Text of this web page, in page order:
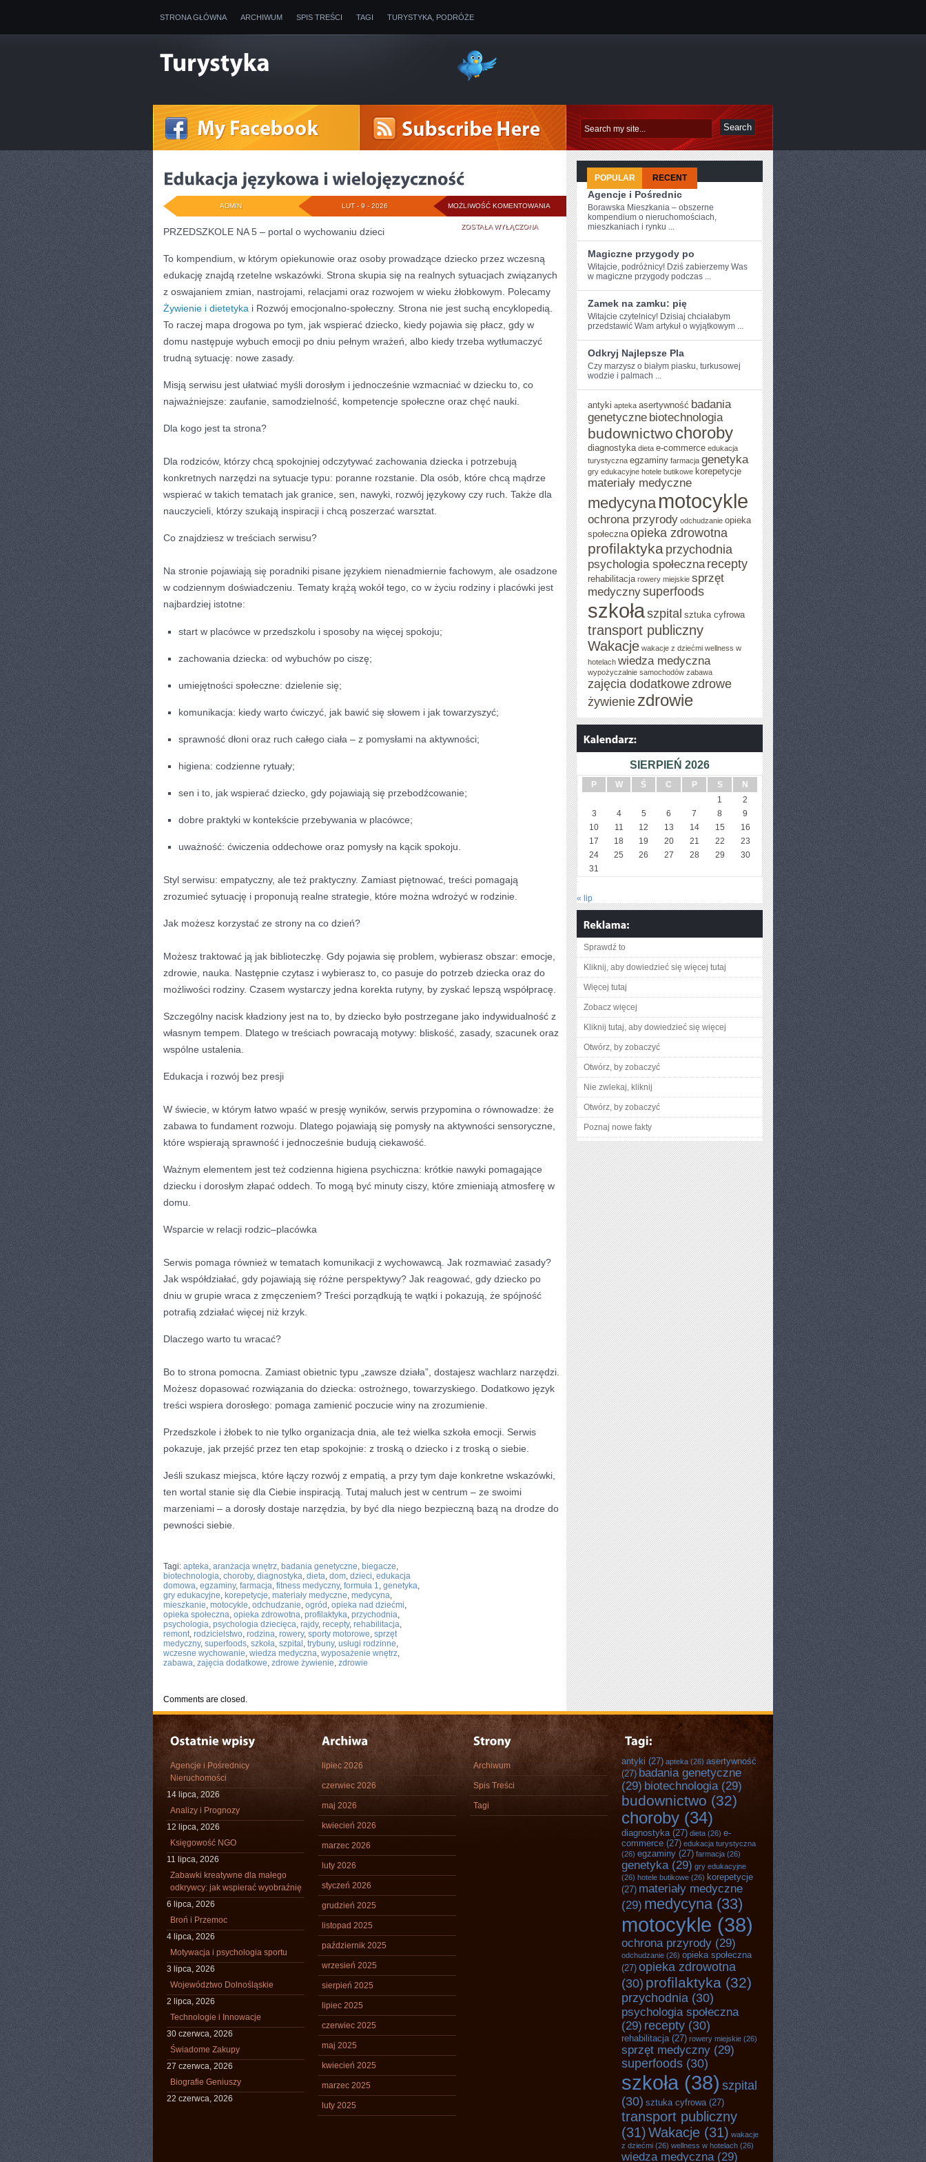
STRONA GŁÓWNA ARCHIWUM SPIS TREŚCI TAGI TURYSTYKA, PODRÓŻE
MOŻLIWOŚĆ KOMENTOWANIA EDUKACJA
JĘZYKOWA
WIELOJĘZYCZNOŚĆ
ZOSTAŁA WYŁĄCZONA
LUT - 9 - 2026
ADMIN
PRZEDSZKOLE NA 5 – portal o wychowaniu dzieci
To kompendium, w którym opiekunowie oraz osoby prowadzące dziecko przez wczesną
edukację znajdą rzetelne wskazówki. Strona skupia się na realnych sytuacjach związanych
z oswajaniem zmian, nastrojami, relacjami oraz rozwojem w wieku żłobkowym. Polecamy
Żywienie i dietetyka i Rozwój emocjonalno-społeczny. Strona nie jest suchą encyklopedią.
To raczej mapa drogowa po tym, jak wspierać dziecko, kiedy pojawia się płacz, gdy w
domu następuje wybuch emocji po dniu pełnym wrażeń, albo kiedy trzeba wytłumaczyć
trudną sytuację: nowe zasady.
Misją serwisu jest ułatwiać myśli dorosłym i jednocześnie wzmacniać w dziecku to, co
najważniejsze: zaufanie, samodzielność, kompetencje społeczne oraz chęć nauki.
Dla kogo jest ta strona?
Dla rodziców, którzy chcą spokojniej odczytywać zachowania dziecka i potrzebują
konkretnych narzędzi na sytuacje typu: poranne rozstanie. Dla osób, które chcą mądrze
wspierać w takich tematach jak granice, sen, nawyki, rozwój językowy czy ruch. Także dla
nauczycieli, którzy szukają inspiracji i chcą poszerzać warsztat.
Co znajdziesz w treściach serwisu?
Na stronie pojawiają się poradniki pisane językiem nienadmiernie fachowym, ale osadzone
w codziennym doświadczeniu. Tematy krążą wokół tego, co w życiu rodziny i placówki jest
najbardziej istotne:
start w placówce w przedszkolu i sposoby na więcej spokoju;
zachowania dziecka: od wybuchów po ciszę;
umiejętności społeczne: dzielenie się;
komunikacja: kiedy warto ćwiczyć, jak bawić się słowem i jak towarzyszyć;
sprawność dłoni oraz ruch całego ciała – z pomysłami na aktywności;
higiena: codzienne rytuały;
sen i to, jak wspierać dziecko, gdy pojawiają się przebodźcowanie;
dobre praktyki w kontekście przebywania w placówce;
uważność: ćwiczenia oddechowe oraz pomysły na kącik spokoju.
Styl serwisu: empatyczny, ale też praktyczny. Zamiast piętnować, treści pomagają
zrozumieć sytuację i proponują realne strategie, które można wdrożyć w rodzinie.
Jak możesz korzystać ze strony na co dzień?
Możesz traktować ją jak biblioteczkę. Gdy pojawia się problem, wybierasz obszar: emocje,
zdrowie, nauka. Następnie czytasz i wybierasz to, co pasuje do potrzeb dziecka oraz do
możliwości rodziny. Czasem wystarczy jedna korekta rutyny, by zyskać lepszą współpracę.
Szczególny nacisk kładziony jest na to, by dziecko było postrzegane jako indywidualność z
własnym tempem. Dlatego w treściach powracają motywy: bliskość, zasady, szacunek oraz
wspólne ustalenia.
Edukacja i rozwój bez presji
W świecie, w którym łatwo wpaść w presję wyników, serwis przypomina o równowadze: że
zabawa to fundament rozwoju. Dlatego pojawiają się pomysły na aktywności sensoryczne,
które wspierają sprawność i jednocześnie budują ciekawość.
Ważnym elementem jest też codzienna higiena psychiczna: krótkie nawyki pomagające
dziecku i dorosłym złapać oddech. To mogą być minuty ciszy, które zmieniają atmosferę w
domu.
Wsparcie w relacji rodzic–placówka
Serwis pomaga również w tematach komunikacji z wychowawcą. Jak rozmawiać zasady?
Jak współdziałać, gdy pojawiają się różne perspektywy? Jak reagować, gdy dziecko po
dniu w grupie wraca z zmęczeniem? Treści porządkują te wątki i pokazują, że spójność
potrafią zdziałać więcej niż krzyk.
Dlaczego warto tu wracać?
Bo to strona pomocna. Zamiast obietnic typu „zawsze działa”, dostajesz wachlarz narzędzi.
Możesz dopasować rozwiązania do dziecka: ostrożnego, towarzyskiego. Dodatkowo język
treści wspiera dorosłego: pomaga zamienić poczucie winy na zrozumienie.
Przedszkole i żłobek to nie tylko organizacja dnia, ale też wielka szkoła emocji. Serwis
pokazuje, jak przejść przez ten etap spokojnie: z troską o dziecko i z troską o siebie.
Jeśli szukasz miejsca, które łączy rozwój z empatią, a przy tym daje konkretne wskazówki,
ten wortal stanie się dla Ciebie inspiracją. Tutaj maluch jest w centrum – ze swoimi
marzeniami – a dorosły dostaje narzędzia, by być dla niego bezpieczną bazą na drodze do
pewności siebie.
Tagi: apteka aranżacja wnętrz badania genetyczne biegacze
biotechnologia choroby, diagnostyka dieta dom dzieci edukacja
domowa egzaminy, farmacja fitness medyczny, formuła 1 genetyka
gry edukacyjne korepetycje materiały medyczne medycyna
mieszkanie motocykle odchudzanie ogród opieka nad dziećmi
opieka społeczna opieka zdrowotna profilaktyka przychodnia
psychologia psychologia dziecięca rajdy, recepty, rehabilitacja
remont rodzicielstwo rodzina rowery, sporty motorowe sprzęt
medyczny, superfoods szkoła szpital trybuny, usługi rodzinne
wczesne wychowanie wiedza medyczna wyposażenie wnętrz
zabawa zajęcia dodatkowe zdrowe żywienie zdrowie
Comments are closed.
POPULAR RECENT
Agencje i Pośrednic
Borawska Mieszkania – obszerne
kompendium o nieruchomościach,
mieszkaniach i rynku ...
Magiczne przygody po
Witajcie, podróżnicy! Dziś zabierzemy Was
w⁣ magiczne​ przygody podczas ...
Zamek na zamku: pię
Witajcie czytelnicy! Dzisiaj chciałabym ​
przedstawić ⁢Wam artykuł⁢ o wyjątkowym ...
Odkryj Najlepsze Pla
Czy marzysz o białym piasku, turkusowej⁣
wodzie i palmach ...
antyki apteka asertywność badania
genetyczne biotechnologia
budownictwo choroby
diagnostyka dieta e-commerce edukacja
turystyczna egzaminy farmacja genetyka
gry edukacyjne hotele butikowe korepetycje
materiały medyczne
medycyna motocykle
ochrona przyrody odchudzanie opieka
społeczna opieka zdrowotna
profilaktyka przychodnia
psychologia społeczna recepty
rehabilitacja rowery miejskie sprzęt
medycznysuperfoods
szkołaszpital sztuka cyfrowa
transport publiczny
Wakacje wakacje z dziećmi wellness w
hotelach wiedza medyczna
wypożyczalnie samochodów zabawa
zajęcia dodatkowezdrowe
żywienie zdrowie
SIERPIEŃ 2026
P W Ś C P S
N
1
2
3
4 5 6 7 8
9
10
11 12 13 14 15
16
17
18 19 20 21 22
23
24
25 26 27 28 29
30
31
« lip
Sprawdź to
Kliknij, aby dowiedzieć się więcej tutaj
Więcej tutaj
Zobacz więcej
Kliknij tutaj, aby dowiedzieć się więcej
Otwórz, by zobaczyć
Otwórz, by zobaczyć
Nie zwlekaj, kliknij
Otwórz, by zobaczyć
Poznaj nowe fakty
Agencje i Pośrednicy
Nieruchomości
14 lipca, 2026
Analizy i Prognozy
12 lipca, 2026
Księgowość NGO
11 lipca, 2026
Zabawki kreatywne dla małego
odkrywcy: jak wspierać wyobraźnię
6 lipca, 2026
Broń i Przemoc
4 lipca, 2026
Motywacja i psychologia sportu
3 lipca, 2026
Województwo Dolnośląskie
2 lipca, 2026
Technologie i Innowacje
30 czerwca, 2026
Świadome Zakupy
27 czerwca, 2026
Biografie Geniuszy
22 czerwca, 2026
lipiec 2026
czerwiec 2026
maj 2026
kwiecień 2026
marzec 2026
luty 2026
styczeń 2026
grudzień 2025
listopad 2025
październik 2025
wrzesień 2025
sierpień 2025
lipiec 2025
czerwiec 2025
maj 2025
kwiecień 2025
marzec 2025
luty 2025
Archiwum
Spis Treści
Tagi
antyki (27) apteka (26) asertywność
(27) badania genetyczne
(29) biotechnologia (29)
budownictwo (32)
choroby (34)
diagnostyka (27) dieta (26) e-
commerce (27) edukacja turystyczna
(26) egzaminy (27) farmacja (26)
genetyka (29) gry edukacyjne
(26) hotele butikowe (26) korepetycje
(27) materiały medyczne
(29) medycyna (33)
motocykle (38)
ochrona przyrody (29)
odchudzanie (26) opieka społeczna
(27) opieka zdrowotna
(30) profilaktyka (32)
przychodnia (30)
psychologia społeczna
(29) recepty (30)
rehabilitacja (27) rowery miejskie (26)
sprzęt medyczny (29)
superfoods (30)
szkoła (38) szpital
(30) sztuka cyfrowa (27)
transport publiczny
(31)Wakacje (31) wakacje
z dziećmi (26) wellness w hotelach (26)
wiedza medyczna (29)